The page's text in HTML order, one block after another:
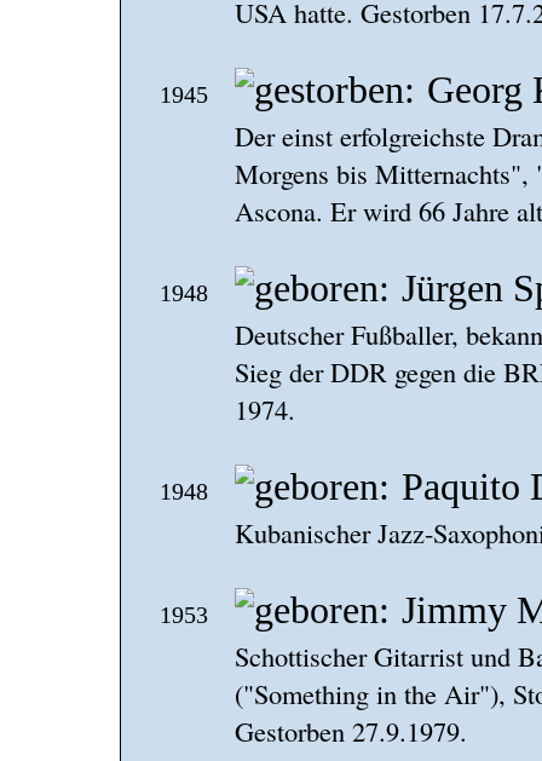
USA hatte. Gestorben
1945 Georg
Der einst erfolgreichste
Morgens bis
Ascona. Er wird 66 Jahre
1948 Jürgen
Deutscher Fußballer,
Sieg der DDR gegen die
1974.
1948 Paquito
Kubanischer Jazz-
1953 Jimmy
Schottischer Gitarrist und
("Something in the Air"),
Gestorben 27.9.1979.